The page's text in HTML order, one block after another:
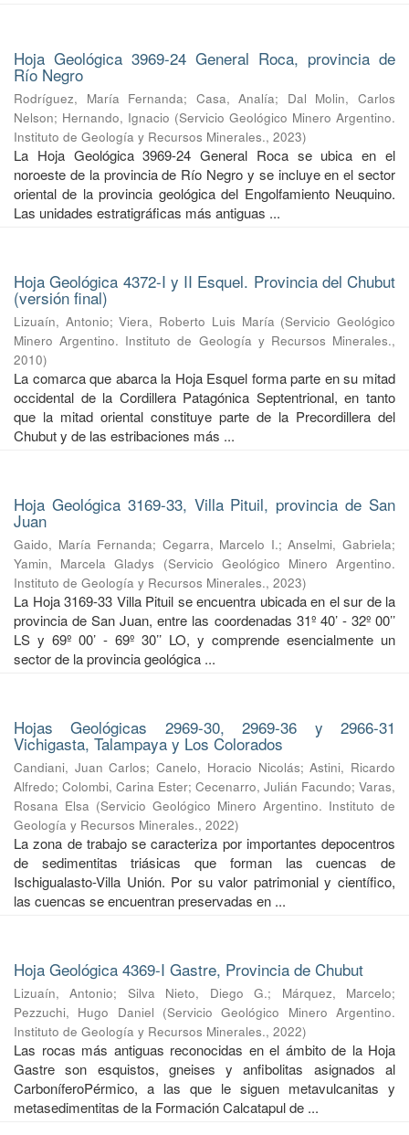
Hoja Geológica 3969-24 General Roca, provincia de
Río Negro
Rodríguez, María Fernanda; Casa, Analía; Dal Molin, Carlos
Nelson; Hernando, Ignacio (Servicio Geológico Minero Argentino.
Instituto de Geología y Recursos Minerales., 2023)
La Hoja Geológica 3969-24 General Roca se ubica en el
noroeste de la provincia de Río Negro y se incluye en el sector
oriental de la provincia geológica del Engolfamiento Neuquino.
Las unidades estratigráficas más antiguas ...
Hoja Geológica 4372-I y II Esquel. Provincia del Chubut
(versión final)
Lizuaín, Antonio;Viera, Roberto Luis María (Servicio Geológico
Minero Argentino. Instituto de Geología y Recursos Minerales.,
2010)
La comarca que abarca la Hoja Esquel forma parte en su mitad
occidental de la Cordillera Patagónica Septentrional, en tanto
que la mitad oriental constituye parte de la Precordillera del
Chubut y de las estribaciones más ...
Hoja Geológica 3169-33, Villa Pituil, provincia de San
Juan
Gaido, María Fernanda; Cegarra, Marcelo I.;Anselmi, Gabriela;
Yamin, Marcela Gladys
(Servicio Geológico Minero Argentino.
Instituto de Geología y Recursos Minerales., 2023)
La Hoja 3169-33 Villa Pituil se encuentra ubicada en el sur de la
provincia de San Juan, entre las coordenadas 31º 40’ - 32º 00’’
LS y 69º 00’ - 69º 30’’ LO, y comprende esencialmente un
sector de la provincia geológica ...
Hojas Geológicas 2969-30, 2969-36 y 2966-31
Vichigasta, Talampaya y Los Colorados
Candiani, Juan Carlos;Canelo, Horacio Nicolás;Astini, Ricardo
Alfredo; Colombi, Carina Ester; Cecenarro, Julián Facundo; Varas,
Rosana Elsa (Servicio Geológico Minero Argentino. Instituto de
Geología y Recursos Minerales., 2022)
La zona de trabajo se caracteriza por importantes depocentros
de sedimentitas triásicas que forman las cuencas de
Ischigualasto-Villa Unión. Por su valor patrimonial y cientíﬁco,
las cuencas se encuentran preservadas en ...
Hoja Geológica 4369-I Gastre, Provincia de Chubut
Lizuaín, Antonio; Silva Nieto, Diego G.; Márquez, Marcelo;
Pezzuchi, Hugo Daniel (Servicio Geológico Minero Argentino.
Instituto de Geología y Recursos Minerales., 2022)
Las rocas más antiguas reconocidas en el ámbito de la Hoja
Gastre son esquistos, gneises y anfibolitas asignados al
CarboníferoPérmico, a las que le siguen metavulcanitas y
metasedimentitas de la Formación Calcatapul de ...